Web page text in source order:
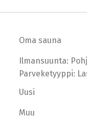
Oma sauna
Ilmansuunta:
Parveketyyppi:
Uusi
Muu